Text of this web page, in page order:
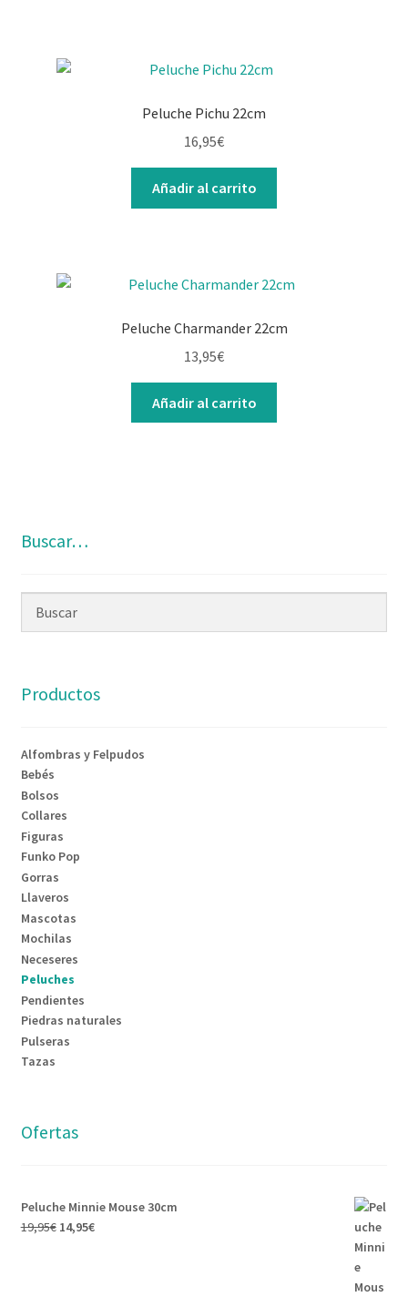
Peluche Pichu 22cm
16,95€
Añadir al carrito
Peluche Charmander 22cm
13,95€
Añadir al carrito
Buscar…
Productos
Alfombras y Felpudos
Bebés
Bolsos
Collares
Figuras
Funko Pop
Gorras
Llaveros
Mascotas
Mochilas
Neceseres
Peluches
Pendientes
Piedras naturales
Pulseras
Tazas
Ofertas
Peluche Minnie Mouse 30cm
19,95€ 14,95€